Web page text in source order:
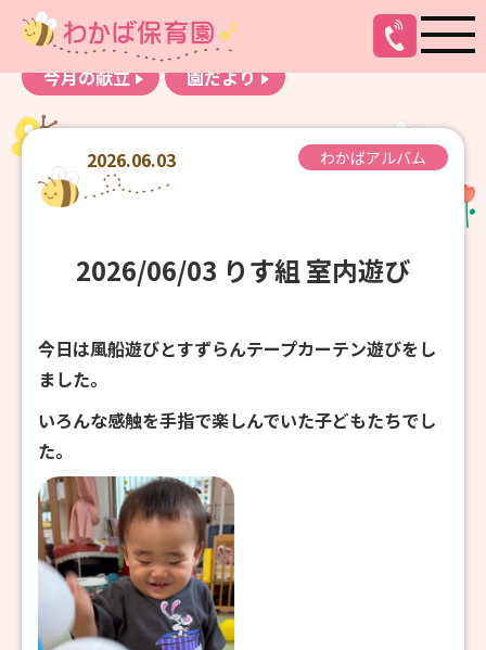
お知らせ
わかばアルバム
今月の献立
園だより
2026.06.03 わかばアルバム
2026/06/03 りす組 室内遊び
今日は風船遊びとすずらんテープカーテン遊びをし
ました。
いろんな感触を手指で楽しんでいた子どもたちでし
た。